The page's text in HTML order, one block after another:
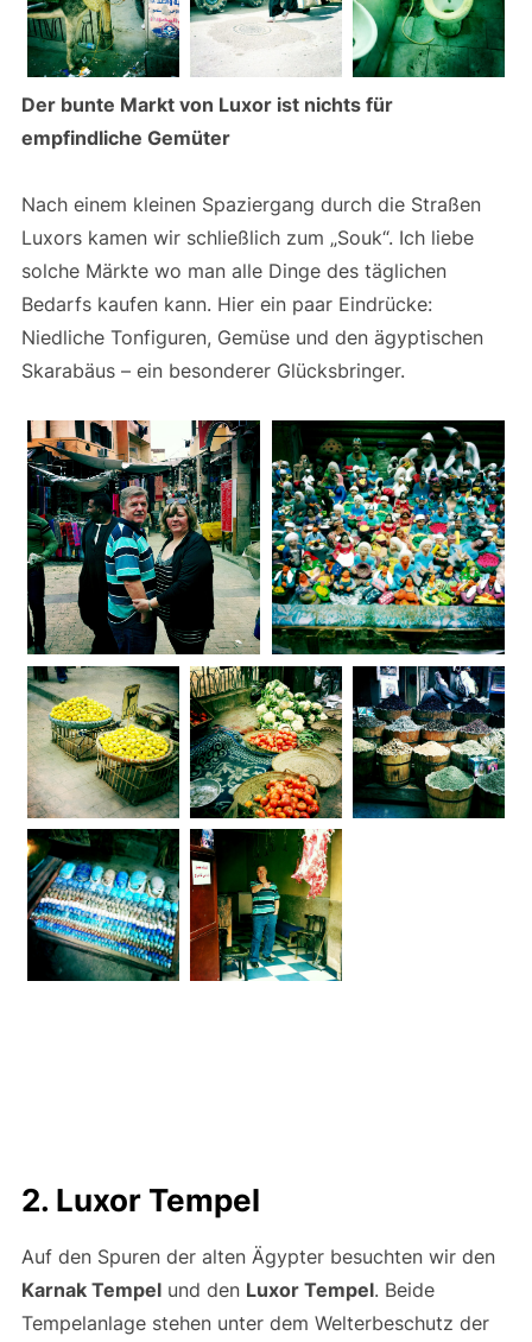
Der bunte Markt von Luxor ist nichts für
empfindliche Gemüter
Nach einem kleinen Spaziergang durch die Straßen
Luxors kamen wir schließlich zum „Souk“. Ich liebe
solche Märkte wo man alle Dinge des täglichen
Bedarfs kaufen kann. Hier ein paar Eindrücke:
Niedliche Tonfiguren, Gemüse und den ägyptischen
Skarabäus – ein besonderer Glücksbringer.
2. Luxor Tempel
Auf den Spuren der alten Ägypter besuchten wir den
Karnak Tempelund den Luxor Tempel. Beide
Tempelanlage stehen unter dem Welterbeschutz der